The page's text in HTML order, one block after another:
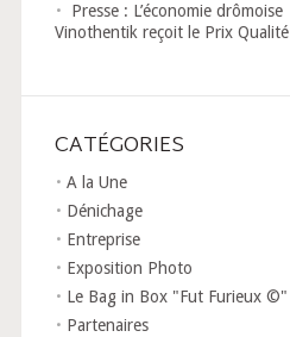
Presse : L’économie drômoise
Vinothentik reçoit le Prix Qualité
CATÉGORIES
A la Une
Dénichage
Entreprise
Exposition Photo
Le Bag in Box "Fut Furieux ©"
Partenaires